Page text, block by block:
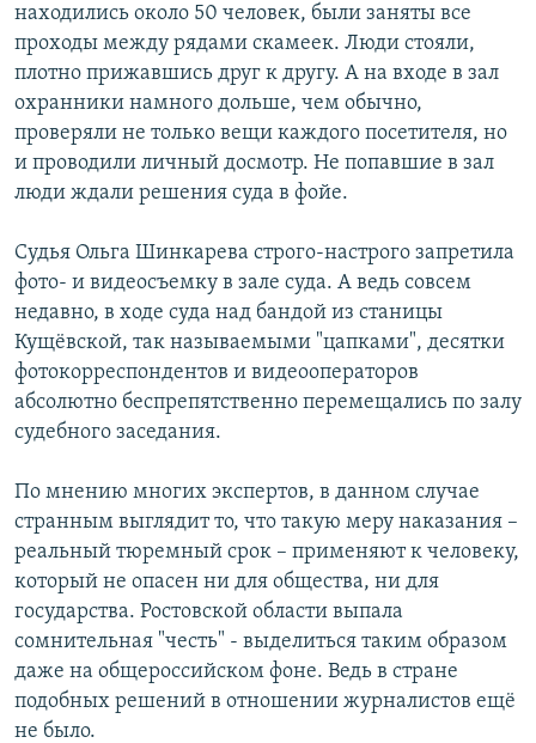
находились около 50 человек, были заняты все
проходы между рядами скамеек. Люди стояли,
плотно прижавшись друг к другу. А на входе в зал
охранники намного дольше, чем обычно,
проверяли не только вещи каждого посетителя, но
и проводили личный досмотр. Не попавшие в зал
люди ждали решения суда в фойе.
Судья Ольга Шинкарева строго-настрого запретила
фото- и видеосъемку в зале суда. А ведь совсем
недавно, в ходе суда над бандой из станицы
Кущёвской, так называемыми "цапками", десятки
фотокорреспондентов и видеооператоров
абсолютно беспрепятственно перемещались по залу
судебного заседания.
По мнению многих экспертов, в данном случае
странным выглядит то, что такую меру наказания –
реальный тюремный срок – применяют к человеку,
который не опасен ни для общества, ни для
государства. Ростовской области выпала
сомнительная "честь" - выделиться таким образом
даже на общероссийском фоне. Ведь в стране
подобных решений в отношении журналистов ещё
не было.